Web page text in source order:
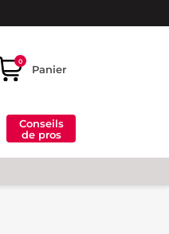
0
Panier
Conseils
de pros